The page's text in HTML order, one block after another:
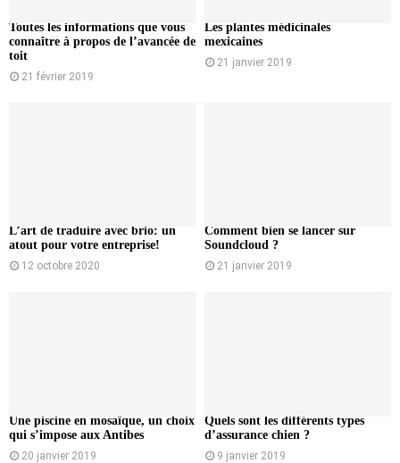
Toutes les informations que vous
connaître à propos de l’avancée de
toit
21 février 2019
Les plantes médicinales
mexicaines
21 janvier 2019
L’art de traduire avec brio: un
atout pour votre entreprise!
12 octobre 2020
Comment bien se lancer sur
Soundcloud ?
21 janvier 2019
Une piscine en mosaïque, un choix
qui s’impose aux Antibes
20 janvier 2019
Quels sont les différents types
d’assurance chien ?
9 janvier 2019